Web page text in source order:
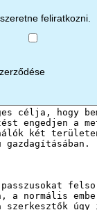
feliratkozni.